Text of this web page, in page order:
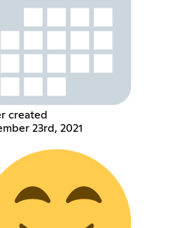
created
23rd, 2021